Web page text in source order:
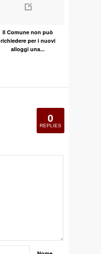
Il Comune non può
richiedere per i nuovi
alloggi una...
0
REPLIES